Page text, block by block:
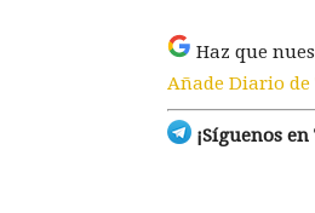
Haz que
Añade Diario
¡Síguenos